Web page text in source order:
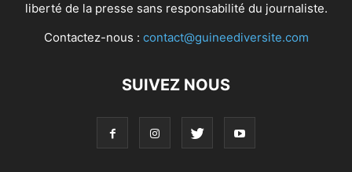
liberté de la presse sans responsabilité du journaliste.
Contactez-nous : contact@guineediversite.com
SUIVEZ NOUS